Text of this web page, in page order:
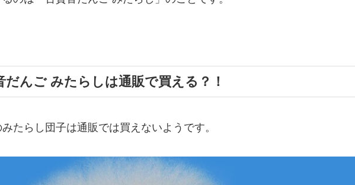
だんご みたらしは通販で買える？！
たらし団子は通販では買えないようです。